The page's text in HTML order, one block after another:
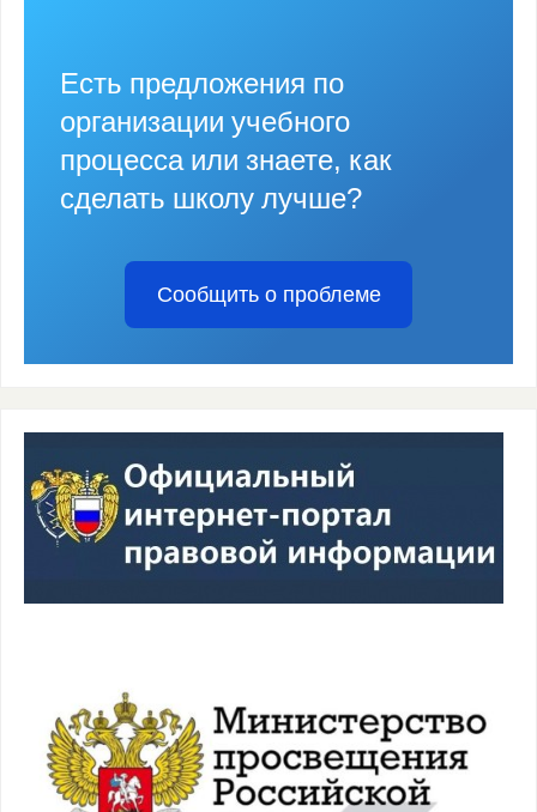
Есть предложения по
организации учебного
процесса или знаете, как
сделать школу лучше?
Сообщить о проблеме